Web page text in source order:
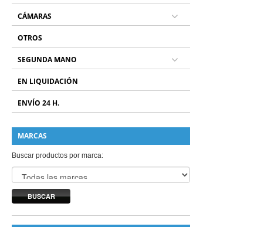
CÁMARAS
OTROS
SEGUNDA MANO
EN LIQUIDACIÓN
ENVÍO 24 H.
MARCAS
Buscar productos por marca:
BUSCAR